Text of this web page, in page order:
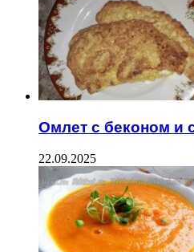
Омлет с беконом и
22.09.2025